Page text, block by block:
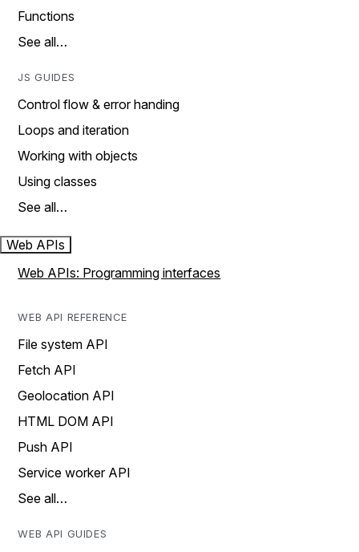
Functions
See all…
JS GUIDES
Control flow & error handing
Loops and iteration
Working with objects
Using classes
See all…
Web APIs
Web APIs: Programming interfaces
WEB API REFERENCE
File system API
Fetch API
Geolocation API
HTML DOM API
Push API
Service worker API
See all…
WEB API GUIDES